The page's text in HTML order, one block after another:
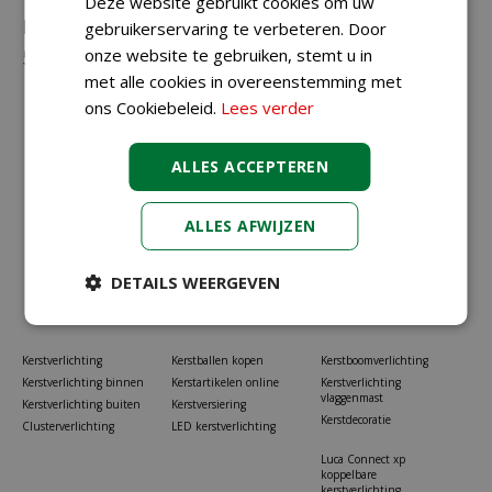
Neem gerust contact met ons op via023-
5581528ofinfo@koopkerstverlichting.nl
Kerstverlichting
Kerstverlichting binnen
Kerstverlichting buiten
Clusterverlichting
Kerstballen kopen
Kerstartikelen online
Kerstversiering
LED kerstverlichting
Kerstboomverlichting
Kerstverlichting
vlaggenmast
Kerstdecoratie
Luca Connect xp
koppelbare
gebruikerservaring te verbeteren. Door
onze website te gebruiken, stemt u in
met alle cookies in overeenstemming met
ons Cookiebeleid. Lees verder
ALLES ACCEPTEREN
ALLES AFWIJZEN
DETAILS WEERGEVEN